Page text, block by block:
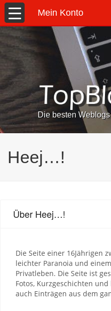
Mein Konto
Die besten
Heej…!
Über Heej…!
Die Seite einer 16Jährigen
leichter Paranoia und
Privatleben. Die Seite ist
Fotos, Kurzgeschichten
auch Einträgen aus dem